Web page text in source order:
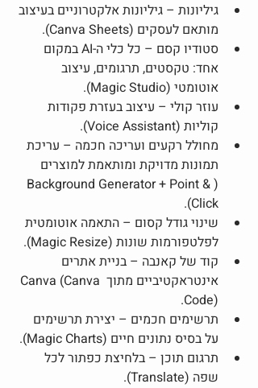
גיליונות – גיליונות אלקטרוניים בעיצוב
מותאם לעסקים (Canva Sheets).
סטודיו קסם – כל כלי ה-AI במקום
אחד: טקסטים, תרגומים, עיצוב
אוטומטי (Magic Studio).
עוזר קולי – עיצוב בעזרת פקודות
קוליות (Voice Assistant).
מחולל רקעים ועריכה חכמה – עריכת
תמונות מדויקת ומותאמת למוצרים
(Background Generator + Point &
Click).
שינוי גודל קסום – התאמה אוטומטית
לפלטפורמות שונות (Magic Resize).
קוד של קאנבה – בניית אתרים
אינטראקטיביים מתוך Canva (Canva
Code).
תרשימים חכמים – יצירת תרשימים
על בסיס נתונים חיים (Magic Charts).
תרגום תוכן – בלחיצת כפתור לכל
שפה (Translate).